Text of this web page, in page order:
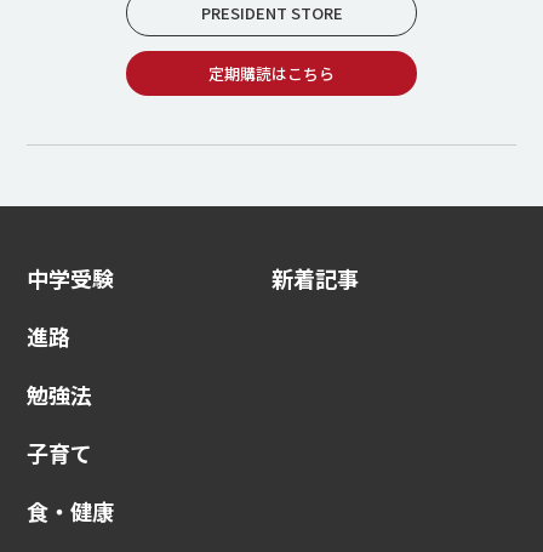
PRESIDENT STORE
定期購読はこちら
中学受験
進路
勉強法
子育て
食・健康
新着記事